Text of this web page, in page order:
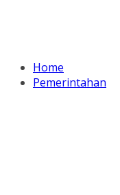
Home
Pemerintahan